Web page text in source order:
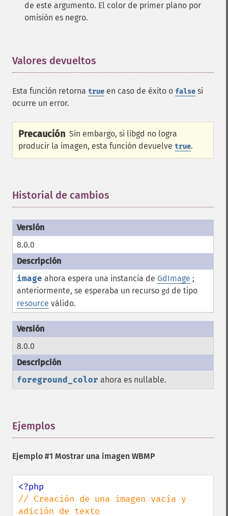
de este argumento. El color de primer plano por
omisión es negro.
Valores devueltos
Esta función retorna true en caso de éxito o false si
ocurre un error.
Precaución Sin embargo, si libgd no logra
producir la imagen, esta función devuelve true.
Historial de cambios
8.0.0
image ahora espera una instancia de GdImage ;
anteriormente, se esperaba un recurso gd de tipo
resource válido.
8.0.0
foreground_color ahora es nullable.
Ejemplos
Ejemplo #1 Mostrar una imagen WBMP
// Creación de una imagen vacía y